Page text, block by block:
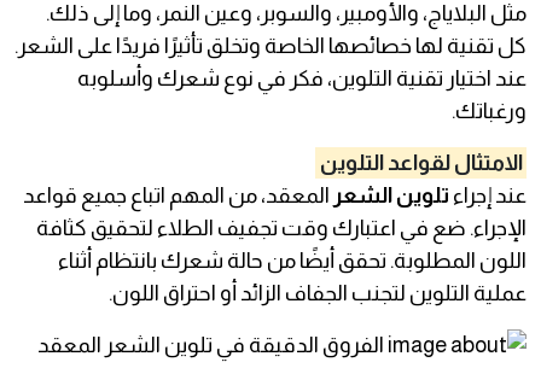
مثل البلاياج، والأومبير، والسوبر، وعين النمر، وما إلى ذلك.
كل تقنية لها خصائصها الخاصة وتخلق تأثيرًا فريدًا على الشعر.
عند اختيار تقنية التلوين، فكر في نوع شعرك وأسلوبه
ورغباتك.
الامتثال لقواعد التلوين
عند إجراء تلوين الشعر المعقد، من المهم اتباع جميع قواعد
الإجراء. ضع في اعتبارك وقت تجفيف الطلاء لتحقيق كثافة
اللون المطلوبة. تحقق أيضًا من حالة شعرك بانتظام أثناء
عملية التلوين لتجنب الجفاف الزائد أو احتراق اللون.